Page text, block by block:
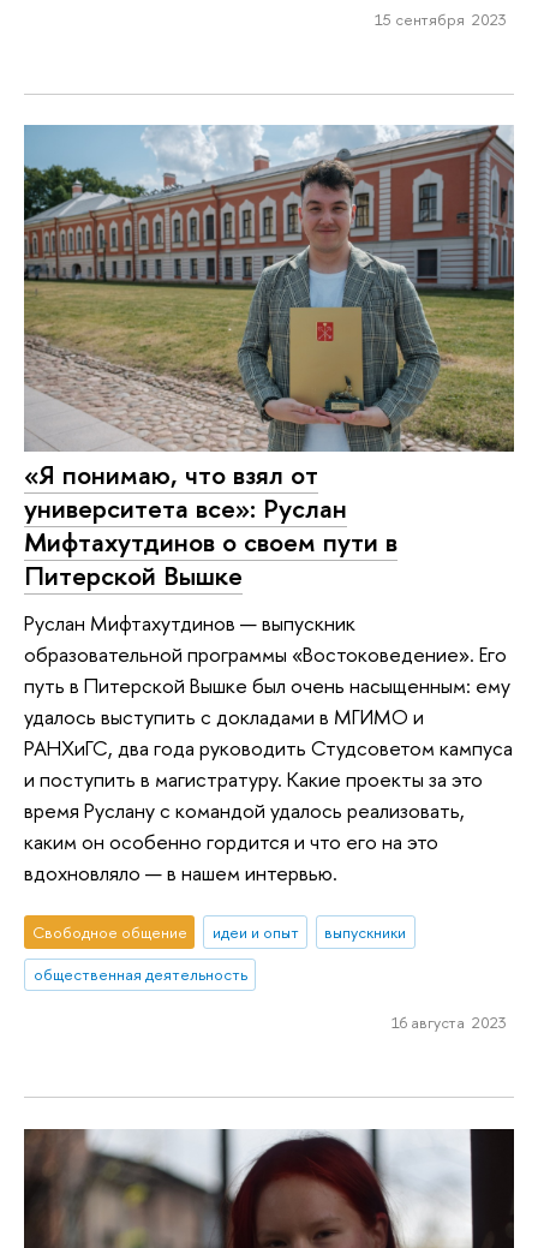
15 сентября 2023
«Я понимаю, что взял от
университета все»: Руслан
Мифтахутдинов о своем пути в
Питерской Вышке
Руслан Мифтахутдинов — выпускник
образовательной программы «Востоковедение». Его
путь в Питерской Вышке был очень насыщенным: ему
удалось выступить с докладами в МГИМО и
РАНХиГС, два года руководить Студсоветом кампуса
и поступить в магистратуру. Какие проекты за это
время Руслану с командой удалось реализовать,
каким он особенно гордится и что его на это
вдохновляло — в нашем интервью.
Свободное общение идеи и опыт
выпускники
общественная деятельность
16 августа 2023